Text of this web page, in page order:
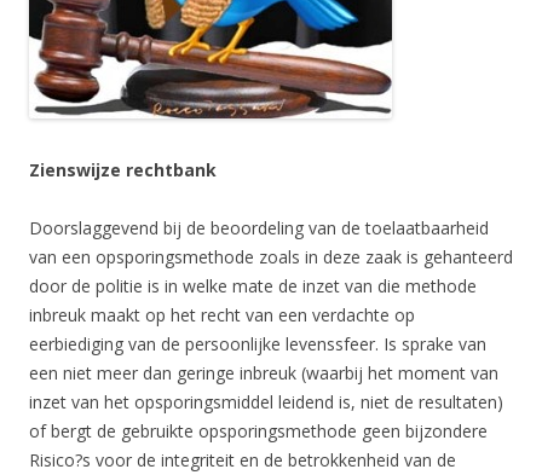
Zienswijze rechtbank
Doorslaggevend bij de beoordeling van de toelaatbaarheid
van een opsporingsmethode zoals in deze zaak is gehanteerd
door de politie is in welke mate de inzet van die methode
inbreuk maakt op het recht van een verdachte op
eerbiediging van de persoonlijke levenssfeer. Is sprake van
een niet meer dan geringe inbreuk (waarbij het moment van
inzet van het opsporingsmiddel leidend is, niet de resultaten)
of bergt de gebruikte opsporingsmethode geen bijzondere
Risico?s voor de integriteit en de betrokkenheid van de